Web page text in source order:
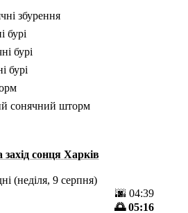
збурення
бурі
бурі
бурі
сонячний шторм
захід сонця Харків
(неділя, 9 серпня)
🌆 04:39
🌅 05:16